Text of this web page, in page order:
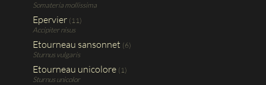
Somateria mollissima
Epervier (11)
Accipiter nisus
Etourneau sansonnet (6)
Sturnus vulgaris
Etourneau unicolore (1)
Sturnus unicolor